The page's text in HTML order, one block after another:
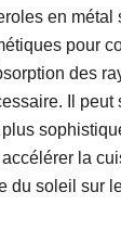
en métal
pour
des
Il
la
du soleil sur